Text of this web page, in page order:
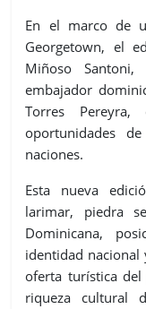
En el marco de
Georgetown, el
Miñoso
embajador
Torres
oportunidades
naciones.
Esta nueva
larimar, piedra
Dominicana,
identidad
oferta turística
riqueza cultural